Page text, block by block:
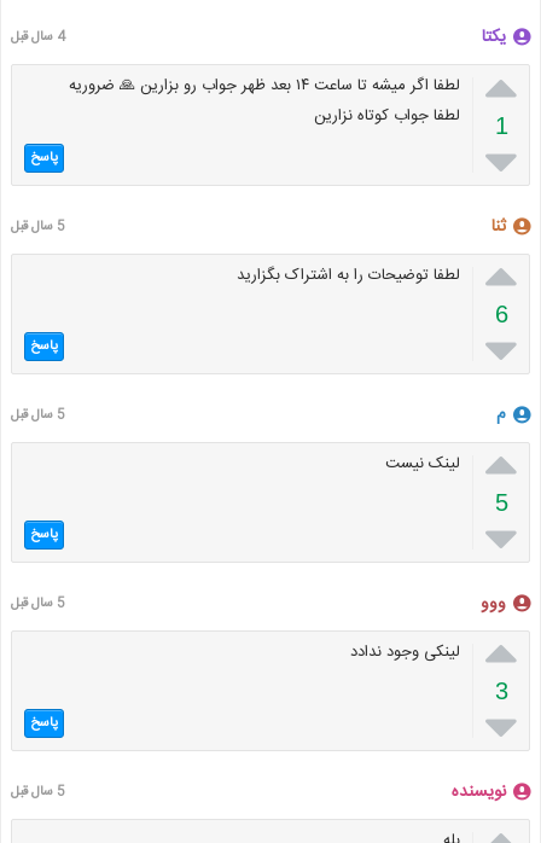
یکتا 4 سال قبل

1

لطفا اگر میشه تا ساعت ۱۴ بعد ظهر جواب رو بزارین 🙏 ضروریه
لطفا جواب کوتاه نزارین
پاسخ
ثنا 5 سال قبل

6

لطفا توضیحات را به اشتراک بگزارید
پاسخ
م 5 سال قبل

5

لینک نیست
پاسخ
ووو 5 سال قبل

3

لینکی وجود ندادد
پاسخ
نویسنده 5 سال قبل